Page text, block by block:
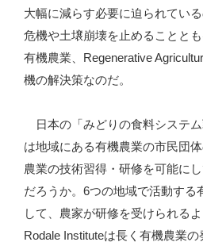
大幅に減らす必要に迫られてい
危機や土壌崩壊を止めることとも
有機農業、Regenerative
機の解決策なのだ。
日本の「みどりの食料システ
は地域にある有機農業の市民団
農業の技術習得・研修を可能に
だろうか。6つの地域で活動する
して、農家が研修を受けられる
Rodale Instituteは長く有機農業